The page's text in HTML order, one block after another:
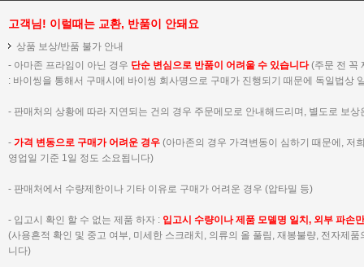
고객님! 이럴때는 교환, 반품이 안돼요
상품 보상/반품 불가 안내
- 아마존 프라임이 아닌 경우 단순 변심으로 반품이 어려울 수 있습니다(주문 전 꼭
: 바이씽을 통해서 구매시에 바이씽 회사명으로 구매가 진행되기 때문에 독일법
- 판매처의 상황에 따라 지연되는 건의 경우 주문메모로 안내해드리며, 별도로 보상
- 가격 변동으로 구매가 어려운 경우 (아마존의 경우 가격변동이 심하기 때문에, 저
영업일 기준 1일 정도 소요됩니다)
- 판매처에서 수량제한이나 기타 이유로 구매가 어려운 경우 (압타밀 등)
- 입고시 확인 할 수 없는 제품 하자 : 입고시 수량이나 제품 모델명 일치, 외부 파손만
(사용흔적 확인 및 중고 여부, 미세한 스크래치, 의류의 올 풀림, 재봉불량, 전자제
니다)